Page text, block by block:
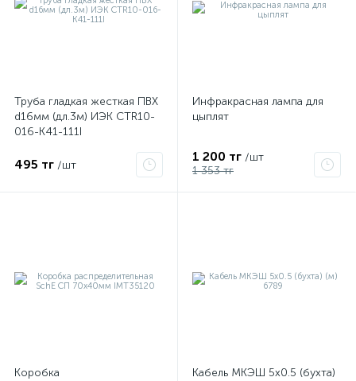
Труба гладкая жесткая ПВХ
d16мм (дл.3м) ИЭК CTR10-
016-K41-111I
495 тг /шт
Инфракрасная лампа для
цыплят
1 200 тг /шт
1 353 тг
Коробка Кабель МКЭШ 5х0.5 (бухта)